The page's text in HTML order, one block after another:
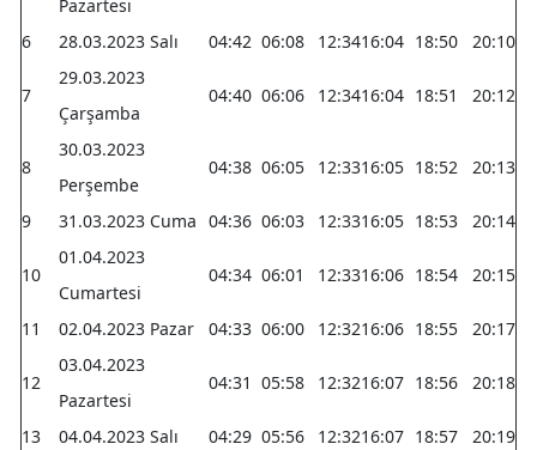
Pazartesi
6 28.03.2023 Salı 04:42 06:08 12:3416:04 18:50 20:10
7
29.03.2023
Çarşamba
04:40 06:06 12:3416:04 18:51 20:12
8
30.03.2023
Perşembe
04:38 06:05 12:3316:05 18:52 20:13
9 31.03.2023 Cuma 04:36 06:03 12:3316:05 18:53 20:14
10
01.04.2023
Cumartesi
04:34 06:01 12:3316:06 18:54 20:15
11 02.04.2023 Pazar 04:33 06:00 12:3216:06 18:55 20:17
12
03.04.2023
Pazartesi
04:31 05:58 12:3216:07 18:56 20:18
13 04.04.2023 Salı 04:29 05:56 12:3216:07 18:57 20:19